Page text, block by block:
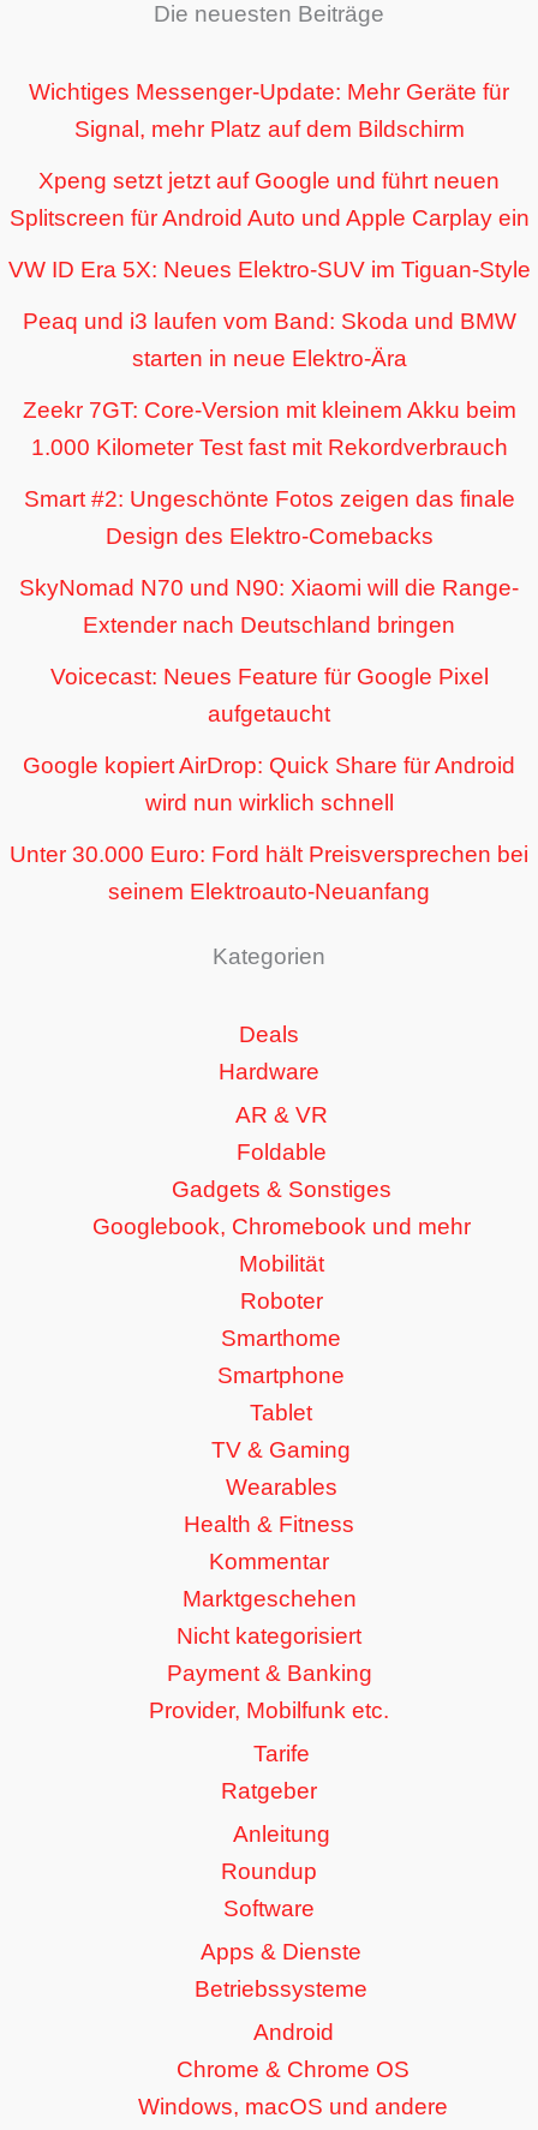
Die neuesten Beiträge
Wichtiges Messenger-Update: Mehr Geräte für
Signal, mehr Platz auf dem Bildschirm
Xpeng setzt jetzt auf Google und führt neuen
Splitscreen für Android Auto und Apple Carplay ein
VW ID Era 5X: Neues Elektro-SUV im Tiguan-Style
Peaq und i3 laufen vom Band: Skoda und BMW
starten in neue Elektro-Ära
Zeekr 7GT: Core-Version mit kleinem Akku beim
1.000 Kilometer Test fast mit Rekordverbrauch
Smart #2: Ungeschönte Fotos zeigen das finale
Design des Elektro-Comebacks
SkyNomad N70 und N90: Xiaomi will die Range-
Extender nach Deutschland bringen
Voicecast: Neues Feature für Google Pixel
aufgetaucht
Google kopiert AirDrop: Quick Share für Android
wird nun wirklich schnell
Unter 30.000 Euro: Ford hält Preisversprechen bei
seinem Elektroauto-Neuanfang
Kategorien
Deals
Hardware
AR & VR
Foldable
Gadgets & Sonstiges
Googlebook, Chromebook und mehr
Mobilität
Roboter
Smarthome
Smartphone
Tablet
TV & Gaming
Wearables
Health & Fitness
Kommentar
Marktgeschehen
Nicht kategorisiert
Payment & Banking
Provider, Mobilfunk etc.
Tarife
Ratgeber
Anleitung
Roundup
Software
Apps & Dienste
Betriebssysteme
Android
Chrome & Chrome OS
Windows, macOS und andere